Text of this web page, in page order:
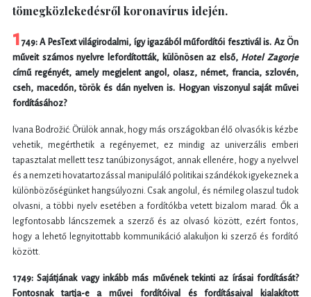
tömegközlekedésről koronavírus idején.
1749: A PesText világirodalmi, így igazából műfordítói fesztivál is. Az Ön
műveit számos nyelvre lefordították, különösen az első, Hotel Zagorje
című regényét, amely megjelent angol, olasz, német, francia, szlovén,
cseh, macedón, török és dán nyelven is. Hogyan viszonyul saját művei
fordításához?
Ivana Bodrožić: Örülök annak, hogy más országokban élő olvasók is kézbe
vehetik, megérthetik a regényemet, ez mindig az univerzális emberi
tapasztalat mellett tesz tanúbizonyságot, annak ellenére, hogy a nyelvvel
és a nemzeti hovatartozással manipuláló politikai szándékok igyekeznek a
különbözőségünket hangsúlyozni. Csak angolul, és némileg olaszul tudok
olvasni, a többi nyelv esetében a fordítókba vetett bizalom marad. Ők a
legfontosabb láncszemek a szerző és az olvasó között, ezért fontos,
hogy a lehető legnyitottabb kommunikáció alakuljon ki szerző és fordító
között.
1749: Sajátjának vagy inkább más művének tekinti az írásai fordítását?
Fontosnak tartja-e a művei fordítóival és fordításaival kialakított